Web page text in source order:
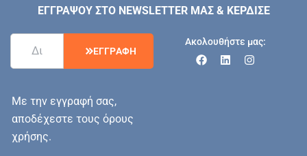
ΕΓΓΡΑΨΟΥ ΣΤΟ NEWSLETTER ΜΑΣ & ΚΕΡΔΙΣΕ
ΕΓΓΡΑΦΗ
Με την εγγραφή σας,
αποδέχεστε τους όρους
χρήσης.
Ακολουθήστε μας: